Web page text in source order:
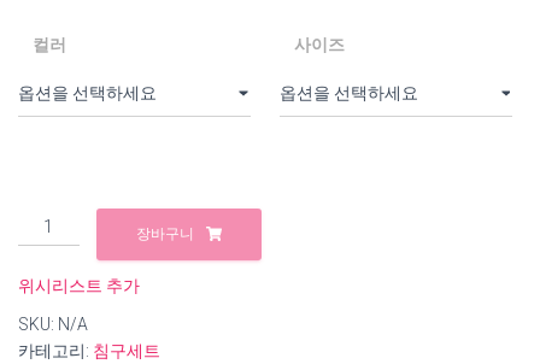
컬러 사이즈
B776
에
메
스
러
장바구니
위시리스트 추가
SKU: N/A
카테고리: 침구세트